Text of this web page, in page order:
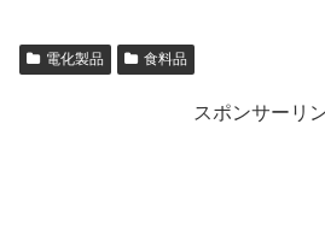
電化製品 食料品
スポンサーリ